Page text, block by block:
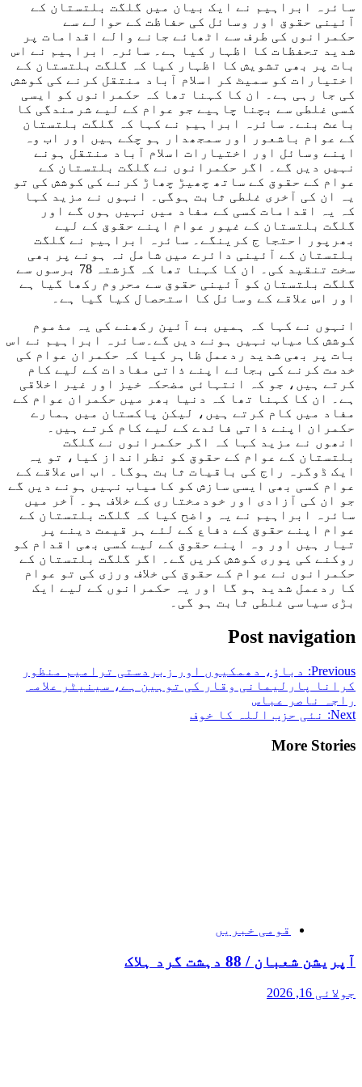
سائرہ ابراہیم نے ایک بیان میں گلگت بلتستان کے
آئینی حقوق اور وسائل کی حفاظت کے حوالے سے
حکمرانوں کی طرف سے اٹھائے جانے والے اقدامات پر
شدید تحفظات کا اظہار کیا ہے۔ سائرہ ابراہیم نے اس
بات پر بھی تشویش کا اظہار کیا کہ گلگت بلتستان کے
اختیارات کو سمیٹ کر اسلام آباد منتقل کرنے کی کوشش
کی جا رہی ہے۔ ان کا کہنا تھا کہ حکمرانوں کو ایسی
کسی غلطی سے بچنا چاہیے جو عوام کے لیے شرمندگی کا
باعث بنے۔ سائرہ ابراہیم نے کہا کہ گلگت بلتستان
کے عوام باشعور اور سمجھدار ہو چکے ہیں اور اب وہ
اپنے وسائل اور اختیارات اسلام آباد منتقل ہونے
نہیں دیں گے۔ اگر حکمرانوں نے گلگت بلتستان کے
عوام کے حقوق کے ساتھ چھیڑ چھاڑ کرنے کی کوشش کی تو
یہ ان کی آخری غلطی ثابت ہوگی۔ انہوں نے مزید کہا
کہ یہ اقدامات کسی کے مفاد میں نہیں ہوں گے اور
گلگت بلتستان کے غیور عوام اپنے حقوق کے لیے
بھرپور احتجا ج کرینگے۔ سائرہ ابراہیم نے گلگت
بلتستان کے آئینی دائرے میں شامل نہ ہونے پر بھی
سخت تنقید کی۔ ان کا کہنا تھا کہ گزشتہ 78 برسوں سے
گلگت بلتستان کو آئینی حقوق سے محروم رکھا گیا ہے
اور اس علاقے کے وسائل کا استحصال کیا گیا ہے۔
انہوں نے کہا کہ ہمیں بے آئین رکھنے کی یہ مذموم
کوشش کامیاب نہیں ہونے دیں گے۔سائرہ ابراہیم نے اس
بات پر بھی شدید ردعمل ظاہر کیا کہ حکمران عوام کی
خدمت کرنے کی بجائے اپنے ذاتی مفادات کے لیے کام
کرتے ہیں، جو کہ انتہائی مضحکہ خیز اور غیر اخلاقی
ہے۔ ان کا کہنا تھا کہ دنیا بھر میں حکمران عوام کے
مفاد میں کام کرتے ہیں، لیکن پاکستان میں ہمارے
حکمران اپنے ذاتی فائدے کے لیے کام کرتے ہیں۔
انھوں نے مزید کہا کہ اگر حکمرانوں نے گلگت
بلتستان کے عوام کے حقوق کو نظرانداز کیا، تو یہ
ایک ڈوگرہ راج کی باقیات ثابت ہوگا۔ اب اس علاقے کے
عوام کسی بھی ایسی سازش کو کامیاب نہیں ہونے دیں گے
جو ان کی آزادی اور خودمختاری کے خلاف ہو۔ آخر میں
سائرہ ابراہیم نے یہ واضح کیا کہ گلگت بلتستان کے
عوام اپنے حقوق کے دفاع کے لئے ہر قیمت دینے پر
تیار ہیں اور وہ اپنے حقوق کے لیے کسی بھی اقدام کو
روکنے کی پوری کوشش کریں گے۔ اگر گلگت بلتستان کے
حکمرانوں نے عوام کے حقوق کی خلاف ورزی کی تو عوام
کا ردعمل شدید ہو گا اور یہ حکمرانوں کے لیے ایک
بڑی سیاسی غلطی ثابت ہو گی۔
Post navigation
Previous:
دباؤ، دھمکیوں اور زبردستی ترامیم منظور
کرانا پارلیمانی وقار کی توہین ہے، سینیٹر علامہ
راجہ ناصر عباس
Next:
نئی حزب اللہ کا خوف
More Stories
قومی خبریں
آپریشن شعبان / 88 دہشت گرد ہلاک
جولائی 16, 2026